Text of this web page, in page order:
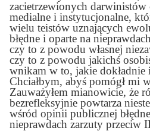
zacietrzewionych darwinistów
medialne i instytucjonalne,
wielu teistów uznających
błędne i oparte na
czy to z powodu własnej
czy to z powodu jakichś
wnikam w to, jakie
Chciałbym, abyś pomógł mi
Zauważyłem mianowicie, że
bezrefleksyjnie powtarza
wśród opinii publicznej
nieprawdach zarzuty przeciw